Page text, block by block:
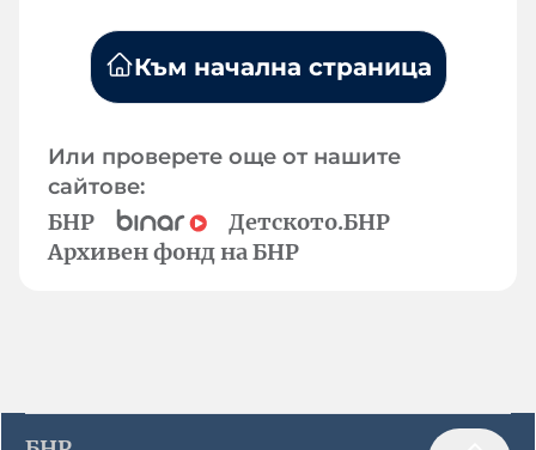
Към начална страница
Или проверете още от нашите
сайтове:
БНР
Детското.БНР
Архивен фонд на БНР